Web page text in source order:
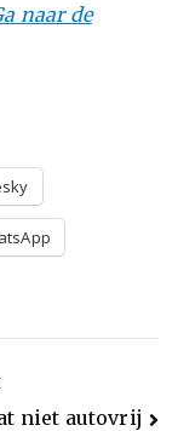
naar de
niet autovrij